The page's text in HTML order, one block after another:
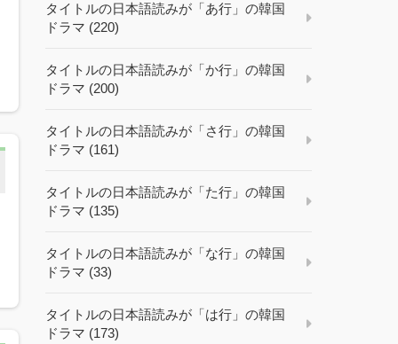
タイトルの日本語読みが「あ行」の韓国
ドラマ (220)
タイトルの日本語読みが「か行」の韓国
ドラマ (200)
タイトルの日本語読みが「さ行」の韓国
ドラマ (161)
タイトルの日本語読みが「た行」の韓国
ドラマ (135)
タイトルの日本語読みが「な行」の韓国
ドラマ (33)
タイトルの日本語読みが「は行」の韓国
ドラマ (173)